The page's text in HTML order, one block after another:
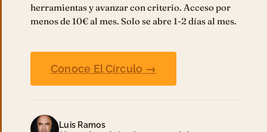
herramientas y avanzar con criterio. Acceso por
menos de 10€ al mes. Solo se abre 1-2 días al mes.
Conoce El Círculo →
Luis Ramos